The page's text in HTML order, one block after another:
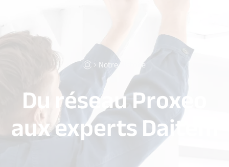
Notre Histoire
Du réseau Proxeo
aux experts Daitem